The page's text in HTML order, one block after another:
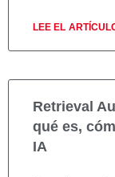
LEE EL
Retrieval
qué es,
IA